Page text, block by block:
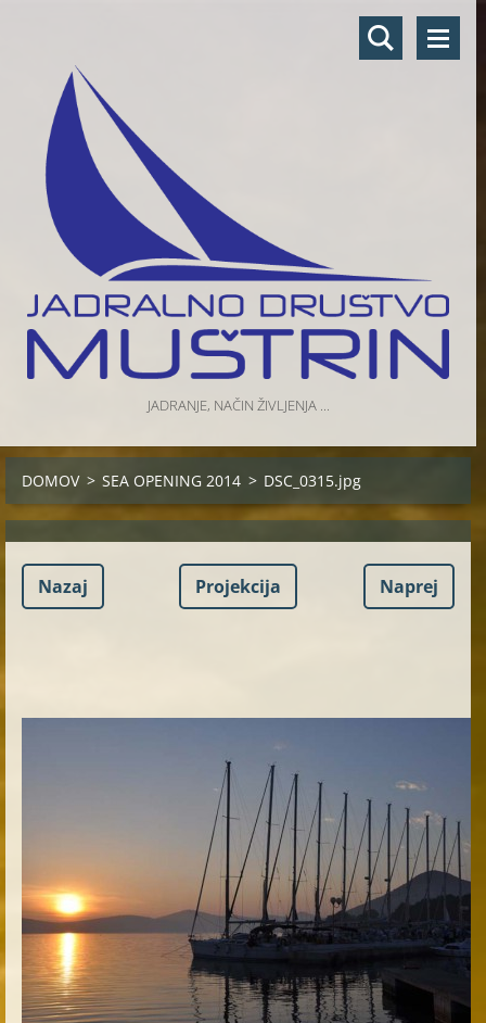
JADRANJE, NAČIN ŽIVLJENJA ...
DOMOV > SEA OPENING 2014 > DSC_0315.jpg
Nazaj Projekcija Naprej